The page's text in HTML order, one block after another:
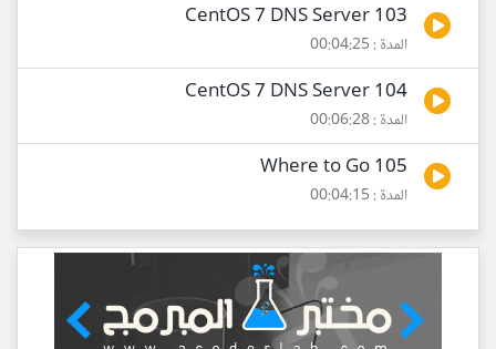
103 CentOS 7 DNS Server
المدة : 00:04:25
104 CentOS 7 DNS Server
المدة : 00:06:28
105 Where to Go
المدة : 00:04:15